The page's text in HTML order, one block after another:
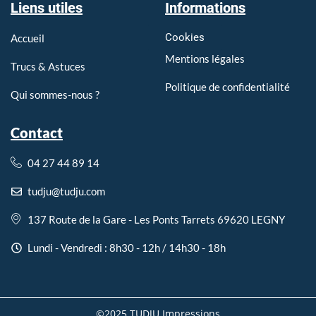
Liens utiles
Accueil
Trucs & Astuces
Qui sommes-nous ?
Informations
Cookies
Mentions légales
Politique de confidentialité
Contact
04 27 44 89 14
tudju@tudju.com
137 Route de la Gare - Les Ponts Tarrets 69620 LEGNY
Lundi - Vendredi : 8h30 - 12h / 14h30 - 18h